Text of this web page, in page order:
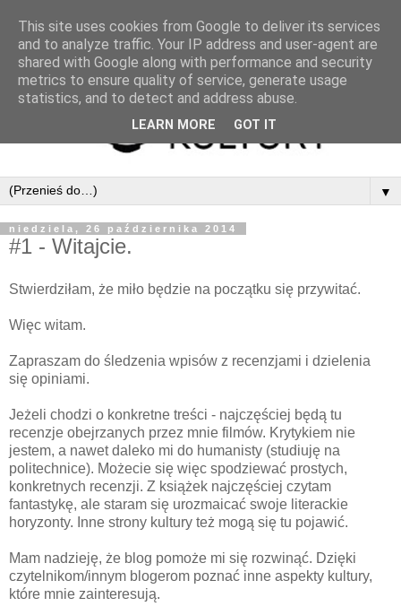
▼
niedziela, 26 października 2014
#1 - Witajcie.
Stwierdziłam, że miło będzie na początku się przywitać.
Więc witam.
Zapraszam do śledzenia wpisów z recenzjami i dzielenia
się opiniami.
Jeżeli chodzi o konkretne treści - najczęściej będą tu
recenzje obejrzanych przez mnie filmów. Krytykiem nie
jestem, a nawet daleko mi do humanisty (studiuję na
politechnice). Możecie się więc spodziewać prostych,
konkretnych recenzji. Z książek najczęściej czytam
fantastykę, ale staram się urozmaicać swoje literackie
horyzonty. Inne strony kultury też mogą się tu pojawić.
Mam nadzieję, że blog pomoże mi się rozwinąć. Dzięki
czytelnikom/innym blogerom poznać inne aspekty kultury,
które mnie zainteresują.
This site uses cookies from Google to deliver its services
and to analyze traffic. Your IP address and user-agent are
shared with Google along with performance and security
metrics to ensure quality of service, generate usage
statistics, and to detect and address abuse.
LEARN MORE GOT IT